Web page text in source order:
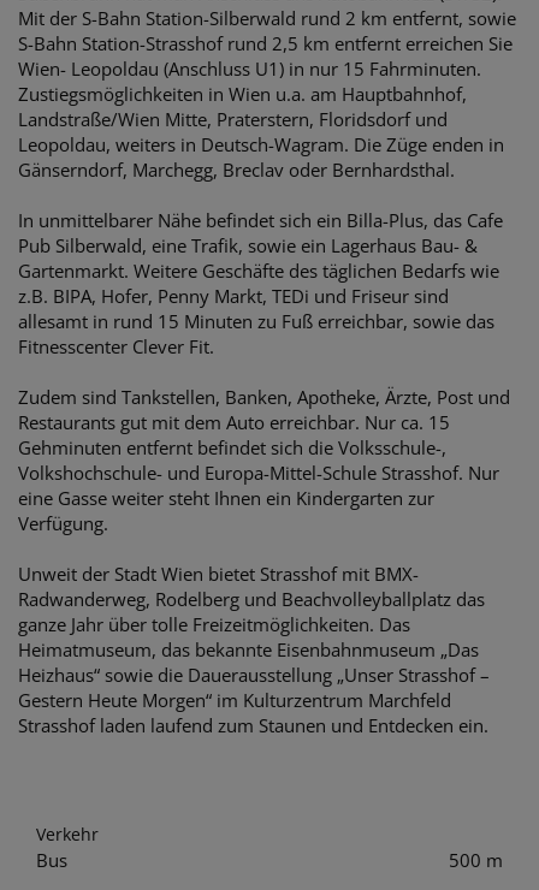
Mit der S-Bahn Station-Silberwald rund 2 km entfernt, sowie
S-Bahn Station-Strasshof rund 2,5 km entfernt erreichen Sie
Wien- Leopoldau (Anschluss U1) in nur 15 Fahrminuten.
Zustiegsmöglichkeiten in Wien u.a. am Hauptbahnhof,
Landstraße/Wien Mitte, Praterstern, Floridsdorf und
Leopoldau, weiters in Deutsch-Wagram. Die Züge enden in
Gänserndorf, Marchegg, Breclav oder Bernhardsthal.
In unmittelbarer Nähe befindet sich ein Billa-Plus, das Cafe
Pub Silberwald, eine Trafik, sowie ein Lagerhaus Bau- &
Gartenmarkt. Weitere Geschäfte des täglichen Bedarfs wie
z.B. BIPA, Hofer, Penny Markt, TEDi und Friseur sind
allesamt in rund 15 Minuten zu Fuß erreichbar, sowie das
Fitnesscenter Clever Fit.
Zudem sind Tankstellen, Banken, Apotheke, Ärzte, Post und
Restaurants gut mit dem Auto erreichbar. Nur ca. 15
Gehminuten entfernt befindet sich die Volksschule-,
Volkshochschule- und Europa-Mittel-Schule Strasshof. Nur
eine Gasse weiter steht Ihnen ein Kindergarten zur
Verfügung.
Unweit der Stadt Wien bietet Strasshof mit BMX-
Radwanderweg, Rodelberg und Beachvolleyballplatz das
ganze Jahr über tolle Freizeitmöglichkeiten. Das
Heimatmuseum, das bekannte Eisenbahnmuseum „Das
Heizhaus“ sowie die Dauerausstellung „Unser Strasshof –
Gestern Heute Morgen“ im Kulturzentrum Marchfeld
Strasshof laden laufend zum Staunen und Entdecken ein.
Verkehr
Bus 500 m